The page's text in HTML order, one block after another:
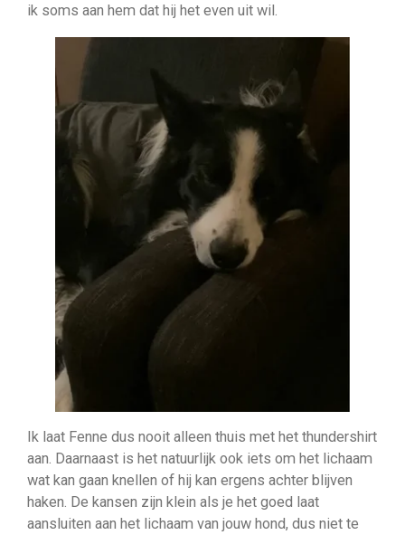
ik soms aan hem dat hij het even uit wil.
Ik laat Fenne dus nooit alleen thuis met het thundershirt
aan. Daarnaast is het natuurlijk ook iets om het lichaam
wat kan gaan knellen of hij kan ergens achter blijven
haken. De kansen zijn klein als je het goed laat
aansluiten aan het lichaam van jouw hond, dus niet te